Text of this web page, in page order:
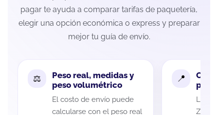
pagar te ayuda a comparar tarifas de paquetería,
elegir una opción económica o express y preparar
mejor tu guía de envío.
Peso real, medidas y
peso volumétrico
El costo de envío puede
calcularse con el peso real
La